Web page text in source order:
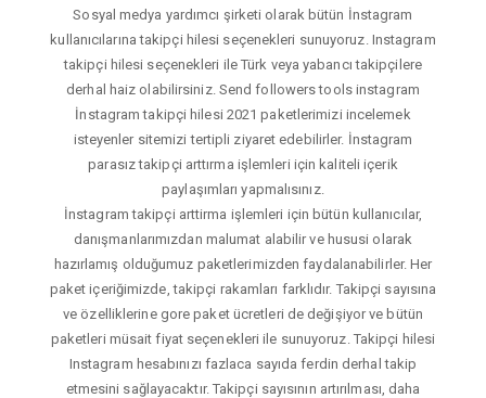
Sosyal medya yardımcı şirketi olarak bütün İnstagram
kullanıcılarına takipçi hilesi seçenekleri sunuyoruz. Instagram
takipçi hilesi seçenekleri ile Türk veya yabancı takipçilere
derhal haiz olabilirsiniz. Send followers tools instagram
İnstagram takipçi hilesi 2021 paketlerimizi incelemek
isteyenler sitemizi tertipli ziyaret edebilirler. İnstagram
parasız takipçi arttırma işlemleri için kaliteli içerik
paylaşımları yapmalısınız.
İnstagram takipçi arttirma işlemleri için bütün kullanıcılar,
danışmanlarımızdan malumat alabilir ve hususi olarak
hazırlamış olduğumuz paketlerimizden faydalanabilirler. Her
paket içeriğimizde, takipçi rakamları farklıdır. Takipçi sayısına
ve özelliklerine gore paket ücretleri de değişiyor ve bütün
paketleri müsait fiyat seçenekleri ile sunuyoruz. Takipçi hilesi
Instagram hesabınızı fazlaca sayıda ferdin derhal takip
etmesini sağlayacaktır. Takipçi sayısının artırılması, daha